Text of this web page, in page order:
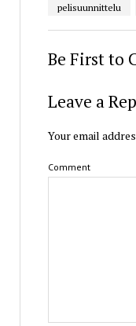
pelisuunnittelu
Be First to
Leave a
Your email
Comment